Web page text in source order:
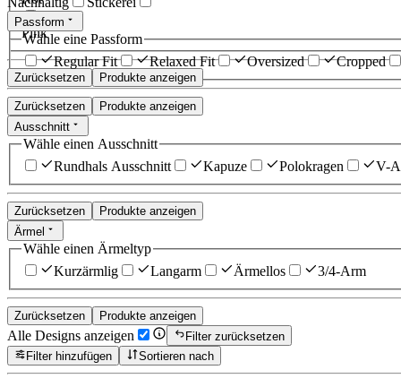
Pink
Zurücksetzen Produkte anzeigen
Passform
Wähle eine Passform
Regular Fit
Relaxed Fit Oversized Cropped
Zurücksetzen
Produkte anzeigen
Ausschnitt
Wähle einen Ausschnitt
Rundhals Ausschnitt
Kapuze Polokragen V-
Zurücksetzen
Produkte anzeigen
Ärmel
Wähle einen Ärmeltyp
Kurzärmlig
Langarm Ärmellos 3/4-Arm
Zurücksetzen Produkte anzeigen
Alle Designs anzeigen
Filter zurücksetzen
Filter hinzufügen
Sortieren nach